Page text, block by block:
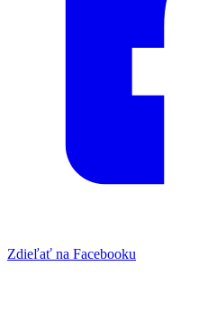
Zdieľať na Facebooku